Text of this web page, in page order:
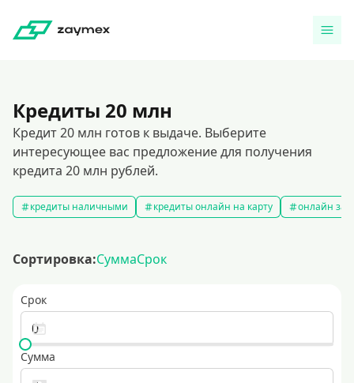
Кредиты 20 млн
Кредит 20 млн готов к выдаче. Выберите
интересующее вас предложение для получения
кредита 20 млн рублей.
кредиты наличными кредиты онлайн на карту онлайн
Сортировка:СуммаСрок
Срок
Сумма